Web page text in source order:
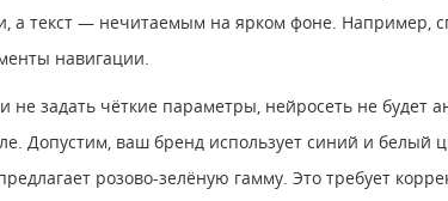
а текст — нечитаемым на ярком фоне. Например,
навигации.
задать чёткие параметры, нейросеть не будет
Допустим, ваш бренд использует синий и белый
розово-зелёную гамму. Это требует